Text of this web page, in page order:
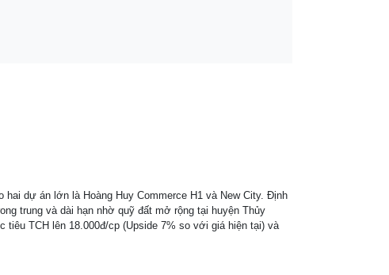
dự án lớn là Hoàng Huy Commerce H1 và New City. Định
trung và dài hạn nhờ quỹ đất mở rộng tại huyện Thủy
TCH lên 18.000đ/cp (Upside 7% so với giá hiện tại) và